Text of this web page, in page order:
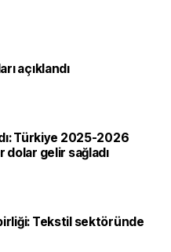
açıklandı
Türkiye 2025-2026
dolar gelir sağladı
Tekstil sektöründe